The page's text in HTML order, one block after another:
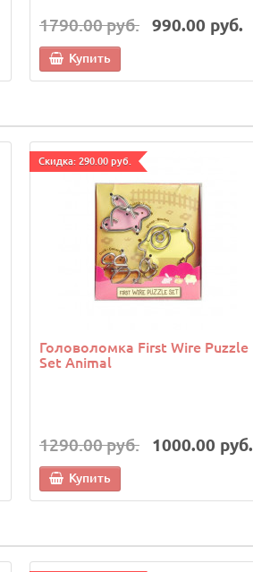
1790.00 руб. 990.00 руб.
Купить
Cкидка: 290.00 руб.
Головоломка First Wire Puzzle
Set Animal
1290.00 руб. 1000.00 руб.
Купить